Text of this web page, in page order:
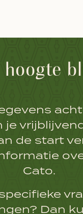
je
de start
Cato.
Dan